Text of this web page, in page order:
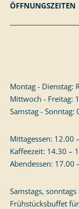
ÖFFNUNGSZEITEN
Montag - Dienstag:
Mittwoch - Freitag:
Samstag -
Mittagessen: 12.00
Kaffeezeit: 14.30 –
Abendessen: 17.00
Samstags,
Frühstücksbuffet